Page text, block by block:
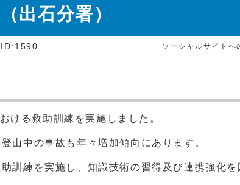
出石分署）
ID:1590 ソーシャルサイトへ
ける救助訓練を実施しました。
山中の事故も年々増加傾向にあります。
訓練を実施し、知識技術の習得及び連携強化を